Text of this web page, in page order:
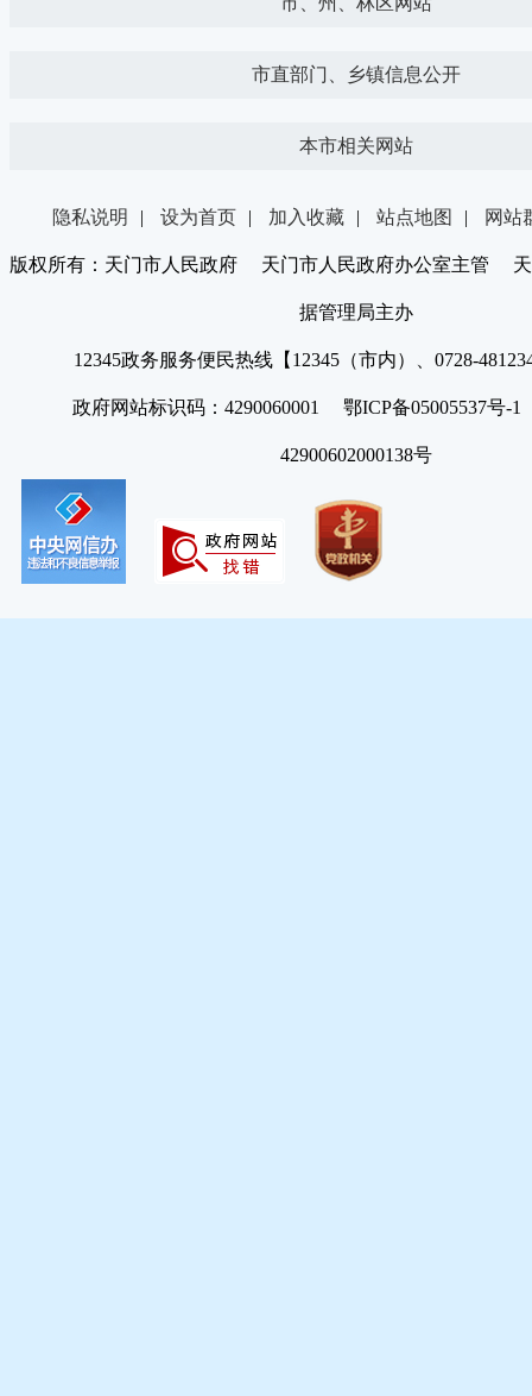
市直部门、乡镇信息公开
本市相关网站
隐私说明 | 设为首页 | 加入收藏 | 站点地图 | 网站
版权所有：天门市人民政府 天门市人民政府办公室主管 天
据管理局主办
12345政务服务便民热线【12345（市内）、0728-
政府网站标识码：4290060001 鄂ICP备05005537号
42900602000138号